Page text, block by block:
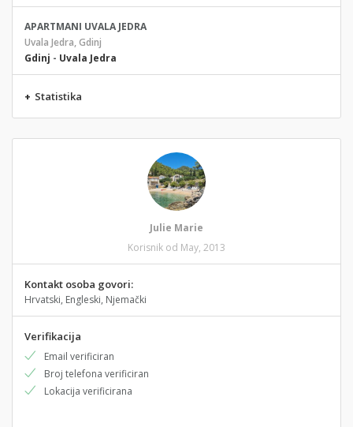
APARTMANI UVALA JEDRA
Uvala Jedra, Gdinj
Gdinj - Uvala Jedra
+ Statistika
Julie Marie
Korisnik od May, 2013
Kontakt osoba govori:
Hrvatski, Engleski, Njemački
Verifikacija
Email verificiran
Broj telefona verificiran
Lokacija verificirana